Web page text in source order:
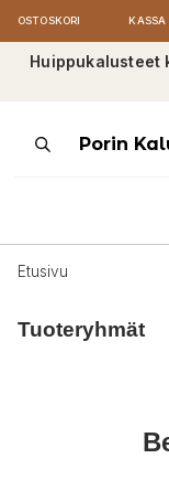
OSTOSKORI KASSA
Huippukalusteet
ProductsPorin
Etusivu
Tuoteryhmät